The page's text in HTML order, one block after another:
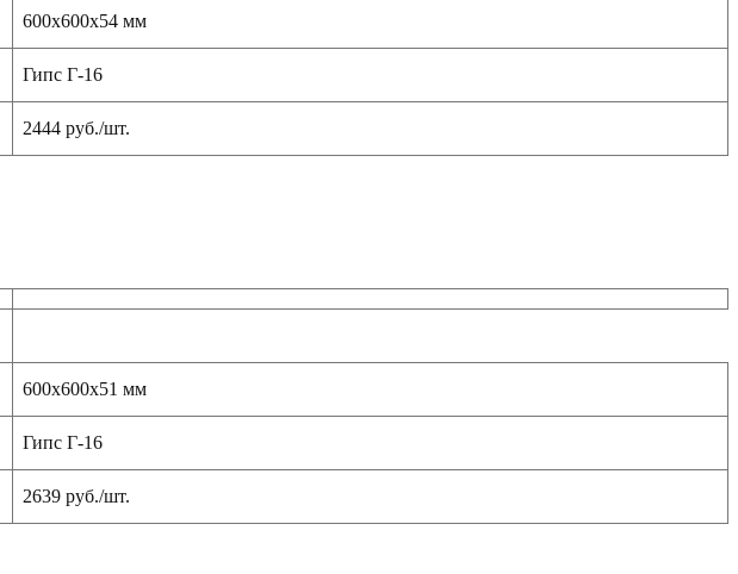
600х600х54 мм
Гипс Г-16
2444 руб./шт.
600х600х51 мм
Гипс Г-16
2639 руб./шт.